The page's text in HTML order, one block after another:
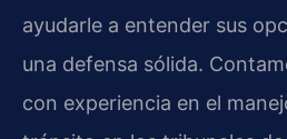
ayudarle a entender sus
una defensa sólida.
con experiencia en el